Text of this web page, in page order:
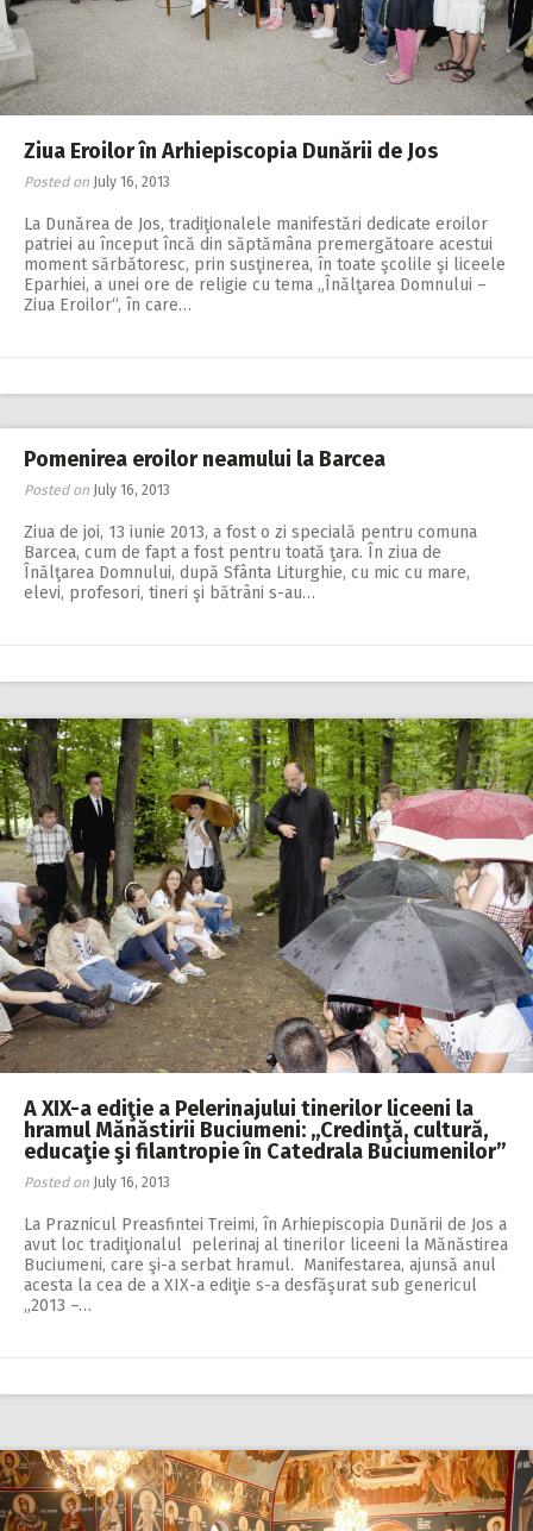
Ziua Eroilor în Arhiepiscopia Dunării de Jos
Posted on July 16, 2013
La Dunărea de Jos, tradiţionalele manifestări dedicate eroilor
patriei au început încă din săptămâna premergătoare acestui
moment sărbătoresc, prin susţinerea, în toate şcolile şi liceele
Eparhiei, a unei ore de religie cu tema „Înălţarea Domnului –
Ziua Eroilor“, în care…
Pomenirea eroilor neamului la Barcea
Posted on July 16, 2013
Ziua de joi, 13 iunie 2013, a fost o zi specială pentru comuna
Barcea, cum de fapt a fost pentru toată ţara. În ziua de
Înălţarea Domnului, după Sfânta Liturghie, cu mic cu mare,
elevi, profesori, tineri şi bătrâni s-au…
A XIX-a ediţie a Pelerinajului tinerilor liceeni la
hramul Mănăstirii Buciumeni: ,,Credinţă, cultură,
educaţie şi filantropie în Catedrala Buciumenilor”
Posted on July 16, 2013
La Praznicul Preasfintei Treimi, în Arhiepiscopia Dunării de Jos a
avut loc tradiţionalul pelerinaj al tinerilor liceeni la Mănăstirea
Buciumeni, care şi-a serbat hramul. Manifestarea, ajunsă anul
acesta la cea de a XIX-a ediţie s-a desfăşurat sub genericul
„2013 –…